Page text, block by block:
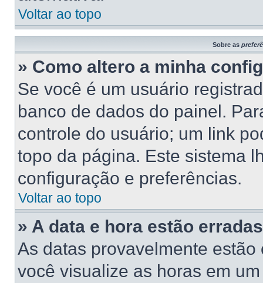
Voltar ao topo
Sobre as
» Como altero a minha
Se você é um usuário
banco de dados do painel.
controle do usuário; um link
topo da página. Este sistema
configuração e preferências.
Voltar ao topo
» A data e hora estão
As datas provavelmente
você visualize as horas em